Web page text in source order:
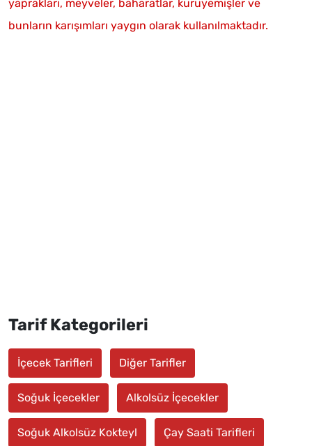
yaprakları, meyveler, baharatlar, kuruyemişler ve
bunların karışımları yaygın olarak kullanılmaktadır.
Tarif Kategorileri
İçecek Tarifleri Diğer Tarifler
Soğuk İçecekler Alkolsüz İçecekler
Soğuk Alkolsüz Kokteyl Çay Saati Tarifleri